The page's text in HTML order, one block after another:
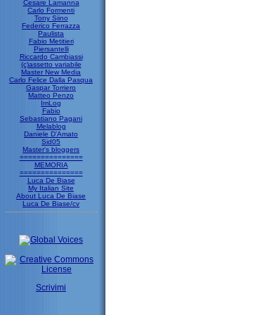
Cesare Lamanna
Carlo Formenti
Tony Siino
Federico Ferrazza
Paulista
Fabio Metitieri
Piersantelli
Riccardo Cambiassi
(c)assetto variabile
Master New Media
Carlo Felice Dalla Pasqua
Gaspar Torriero
Matteo Penzo
ImLog
Fabio
Sebastiano Pagani
Melablog
Daniele D'Amato
Sid05
Master's bloggers
===============
MEMORIA
===============
Luca De Biase
My Italian Site
About Luca De Biase
Luca De Biase/cv
Scrivimi